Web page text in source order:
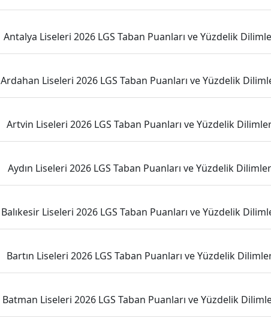
Antalya Liseleri 2026 LGS Taban Puanları ve Yüzdelik
Ardahan Liseleri 2026 LGS Taban Puanları ve Yüzdelik
Artvin Liseleri 2026 LGS Taban Puanları ve Yüzdelik
Aydın Liseleri 2026 LGS Taban Puanları ve Yüzdelik
Balıkesir Liseleri 2026 LGS Taban Puanları ve Yüzdelik
Bartın Liseleri 2026 LGS Taban Puanları ve Yüzdelik
Batman Liseleri 2026 LGS Taban Puanları ve Yüzdelik